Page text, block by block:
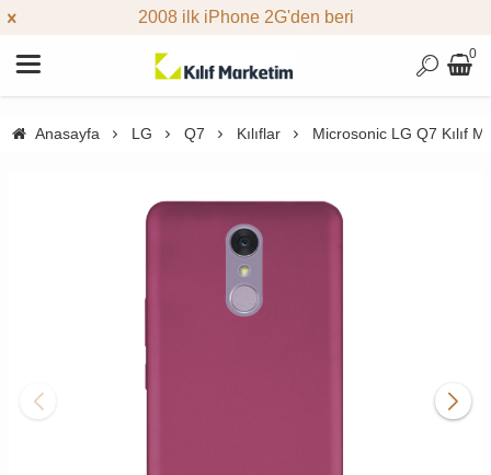
2008 ilk iPhone 2G'den beri
0
Anasayfa LG Q7 Kılıflar Microsonic LG Q7 Kılıf